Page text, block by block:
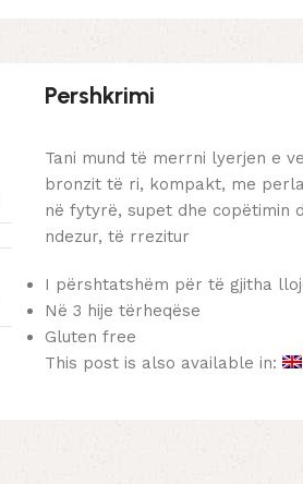
Pershkrimi
Tani mund të merrni lyerjen e
bronzit të ri, kompakt, me
në fytyrë, supet dhe copëtimin
ndezur, të rrezitur
I përshtatshëm për të gjitha
Në 3 hije tërheqëse
Gluten free
This post is also available in: